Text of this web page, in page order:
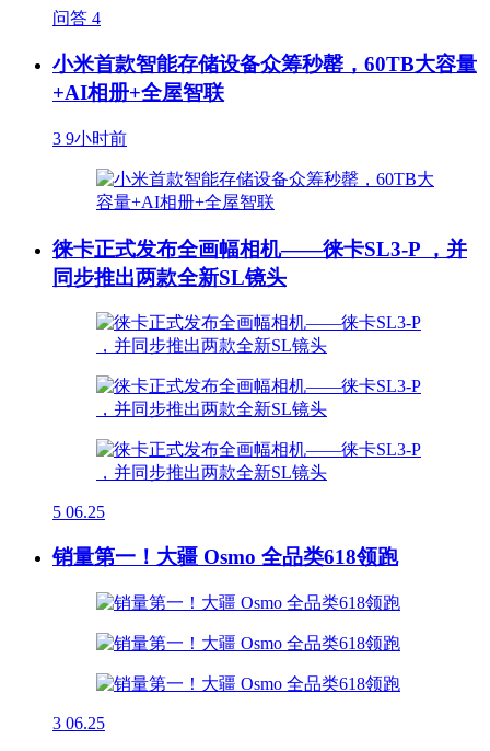
问答 4
小米首款智能存储设备众筹秒罄，60TB大容量
+AI相册+全屋智联
3 9小时前
徕卡正式发布全画幅相机——徕卡SL3-P ，并
同步推出两款全新SL镜头
5 06.25
销量第一！大疆 Osmo 全品类618领跑
3 06.25